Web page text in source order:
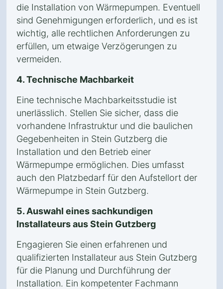
die Installation von Wärmepumpen. Eventuell
sind Genehmigungen erforderlich, und es ist
wichtig, alle rechtlichen Anforderungen zu
erfüllen, um etwaige Verzögerungen zu
vermeiden.
4. Technische Machbarkeit
Eine technische Machbarkeitsstudie ist
unerlässlich. Stellen Sie sicher, dass die
vorhandene Infrastruktur und die baulichen
Gegebenheiten in Stein Gutzberg die
Installation und den Betrieb einer
Wärmepumpe ermöglichen. Dies umfasst
auch den Platzbedarf für den Aufstellort der
Wärmepumpe in Stein Gutzberg.
5. Auswahl eines sachkundigen
Installateurs aus Stein Gutzberg
Engagieren Sie einen erfahrenen und
qualifizierten Installateur aus Stein Gutzberg
für die Planung und Durchführung der
Installation. Ein kompetenter Fachmann